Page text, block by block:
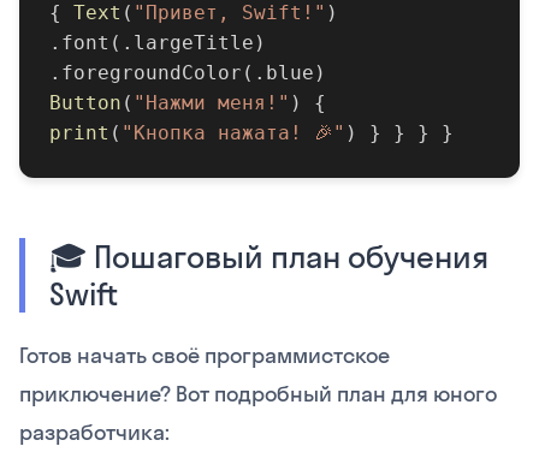
{ Text ( "Привет, Swift!" )
.font(.largeTitle)
.foregroundColor(.blue)
Button ( "Нажми меня!" ) {
print ( "Кнопка нажата! 🎉" ) } } } }
🎓 Пошаговый план обучения
Swift
Готов начать своё программистское
приключение? Вот подробный план для юного
разработчика: